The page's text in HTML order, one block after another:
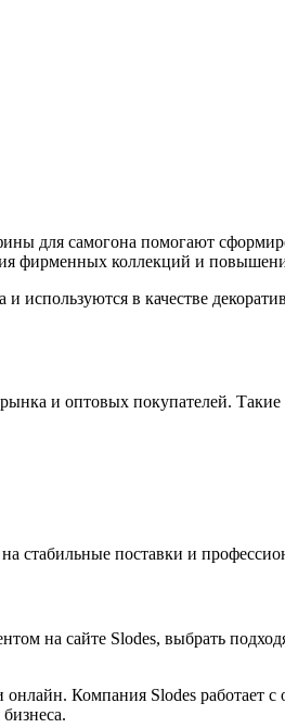
для самогона помогают
фирменных коллекций и
используются в качестве
и оптовых покупателей. Такие
стабильные поставки и
на сайте Slodes, выбрать
Компания Slodes работает с